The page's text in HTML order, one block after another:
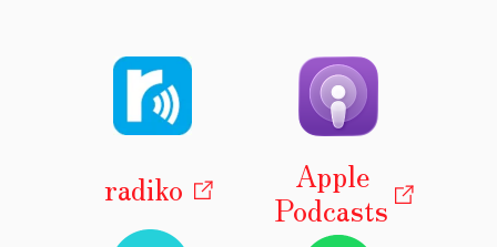
radiko
Apple
Podcasts